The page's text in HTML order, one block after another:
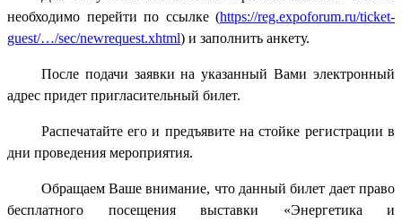
необходимо перейти по ссылке (https://reg.expoforum.ru/ticket-
guest/…/sec/newrequest.xhtml) и заполнить анкету.
После подачи заявки на указанный Вами электронный
адрес придет пригласительный билет.
Распечатайте его и предъявите на стойке регистрации в
дни проведения мероприятия.
Обращаем Ваше внимание, что данный билет дает право
бесплатного посещения выставки «Энергетика и